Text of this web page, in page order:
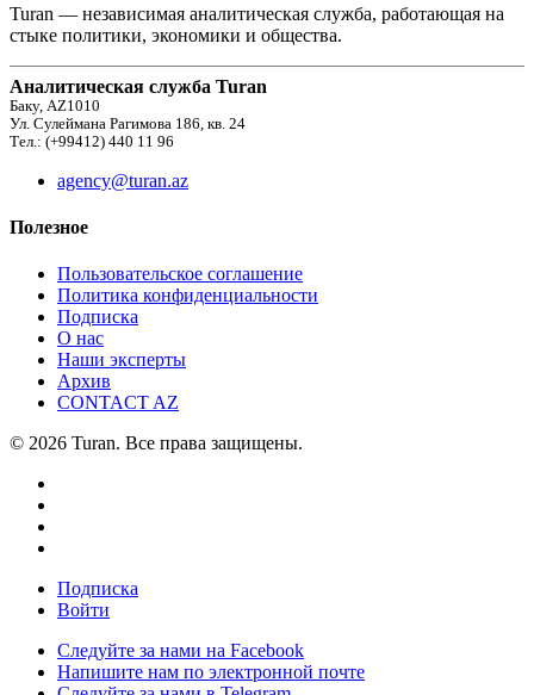
Turan — независимая аналитическая служба, работающая на
стыке политики, экономики и общества.
Аналитическая служба Turan
Баку, AZ1010
Ул. Сулеймана Рагимова 186, кв. 24
Тел.: (+99412) 440 11 96
agency@turan.az
Полезное
Пользовательское соглашение
Политика конфиденциальности
Подписка
О нас
Наши эксперты
Архив
CONTACT AZ
© 2026 Turan. Все права защищены.
Подписка
Войти
Следуйте за нами на Facebook
Напишите нам по электронной почте